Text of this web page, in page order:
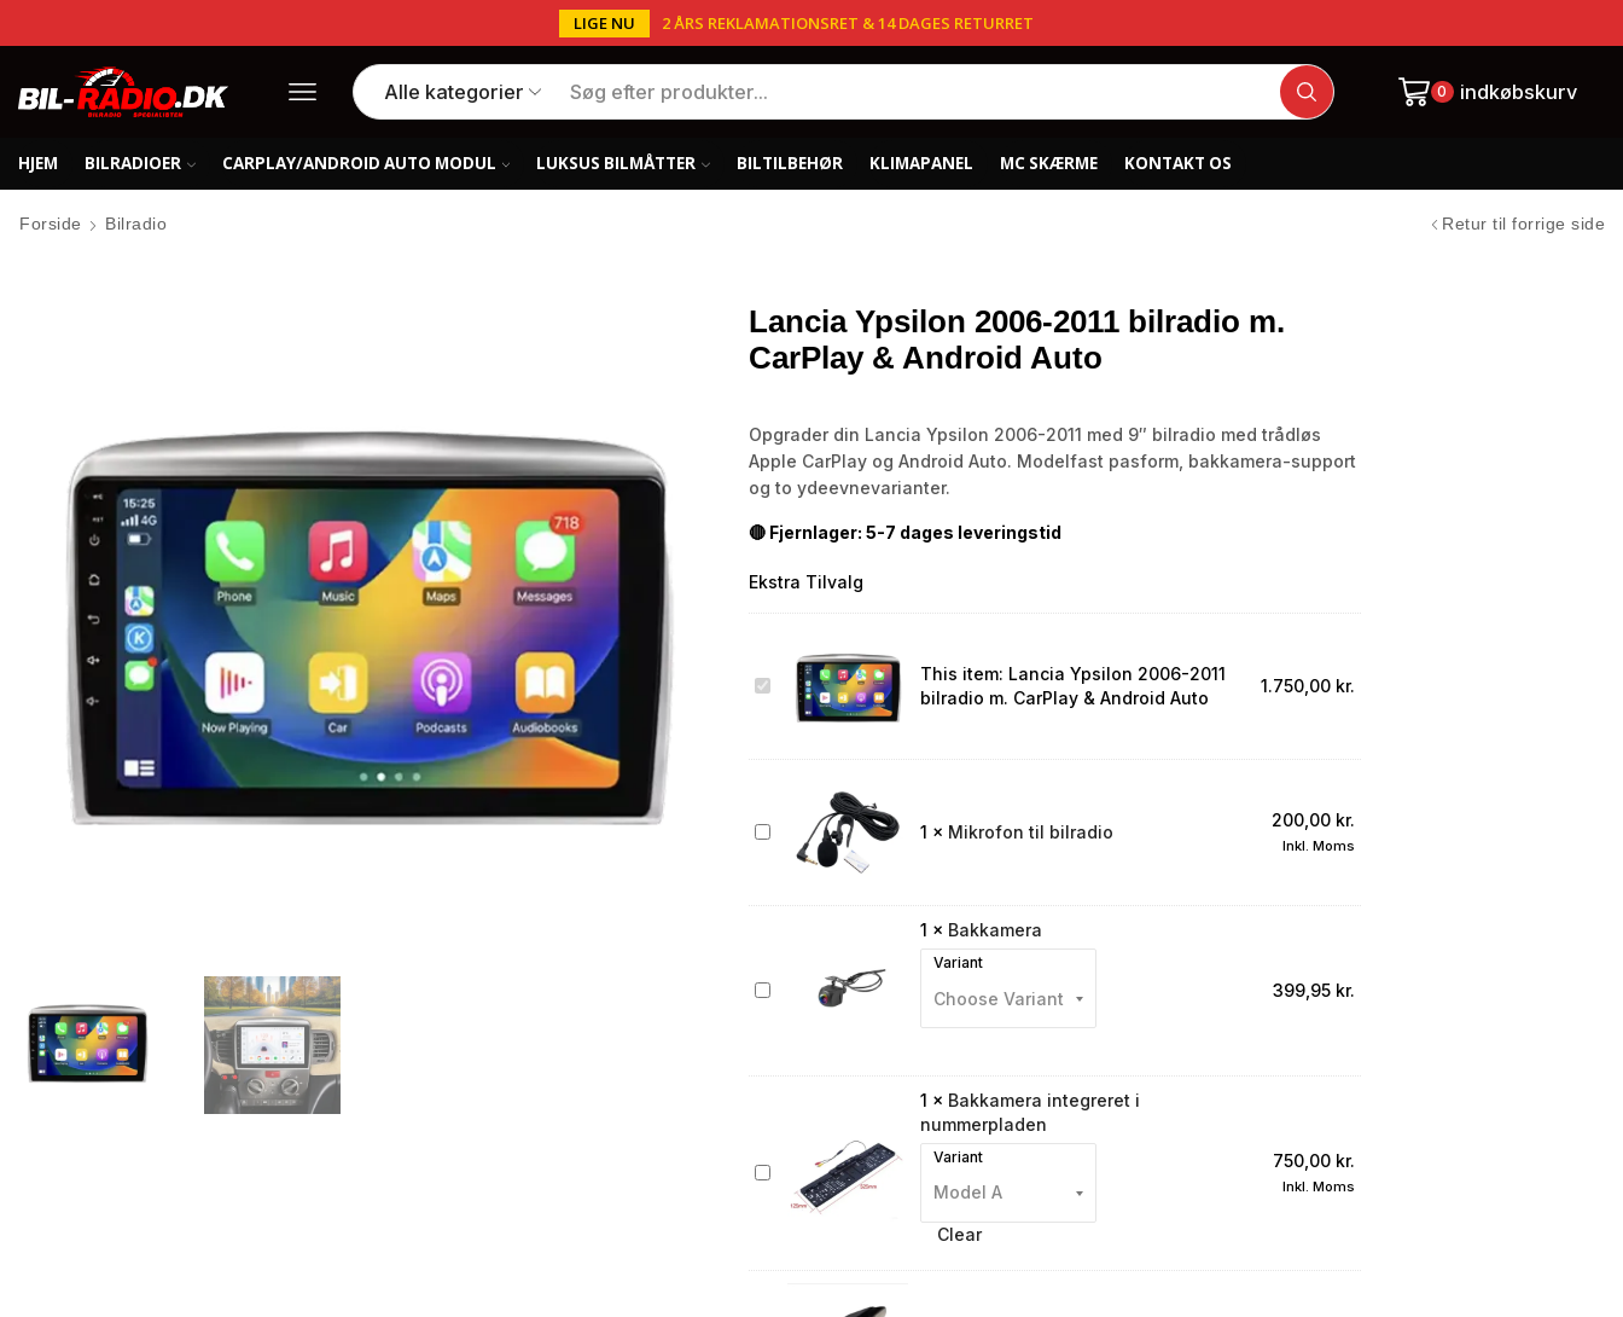
LIGE NU 2 ÅRS REKLAMATIONSRET & 14 DAGES RETURRET
0 indkøbskurv
HJEM BILRADIOER CARPLAY/ANDROID AUTO MODUL LUKSUS BILMÅTTER BILTILBEHØR KLIMAPANEL MC SKÆRME KONTAKT OS
Forside Bilradio Retur til forrige side
Lancia Ypsilon 2006-2011 bilradio m.
CarPlay & Android Auto
Opgrader din Lancia Ypsilon 2006-2011 med 9″ bilradio med trådløs
Apple CarPlay og Android Auto. Modelfast pasform, bakkamera-support
og to ydeevnevarianter.
🔴 Fjernlager: 5-7 dages leveringstid
Ekstra Tilvalg
Lancia
Ypsilon
2011
CarPlay
Auto
This item: Lancia Ypsilon 2006-2011
bilradio m. CarPlay & Android Auto
1.750,00 kr.
Mikrofon
1 × Mikrofon til bilradio
200,00 kr.
Inkl. Moms
Bakkamera
1 × Bakkamera
Variant
399,95 kr.
Bakkamera
integreret
1 × Bakkamera integreret i
nummerpladen
Variant
Clear
750,00 kr.
Inkl. Moms